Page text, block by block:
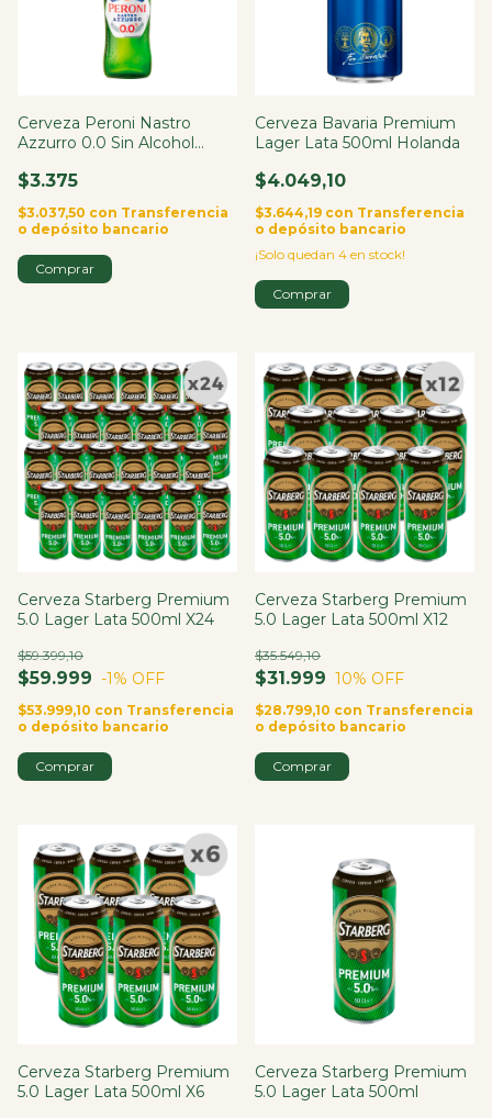
Cerveza Peroni Nastro
Azzurro 0.0 Sin Alcohol
$3.375
$3.037,50 con Transferencia
o depósito bancario
Cerveza Bavaria Premium
Lager Lata 500ml Holanda
$4.049,10
$3.644,19 con Transferencia
o depósito bancario
¡Solo quedan 4 en stock!
Cerveza Starberg Premium
5.0 Lager Lata 500ml X24
$59.999
$59.399,10
-1% OFF
$53.999,10 con Transferencia
o depósito bancario
Cerveza Starberg Premium
5.0 Lager Lata 500ml X12
$31.999
$35.549,10
10% OFF
$28.799,10 con Transferencia
o depósito bancario
Cerveza Starberg Premium
5.0 Lager Lata 500ml X6
Cerveza Starberg Premium
5.0 Lager Lata 500ml